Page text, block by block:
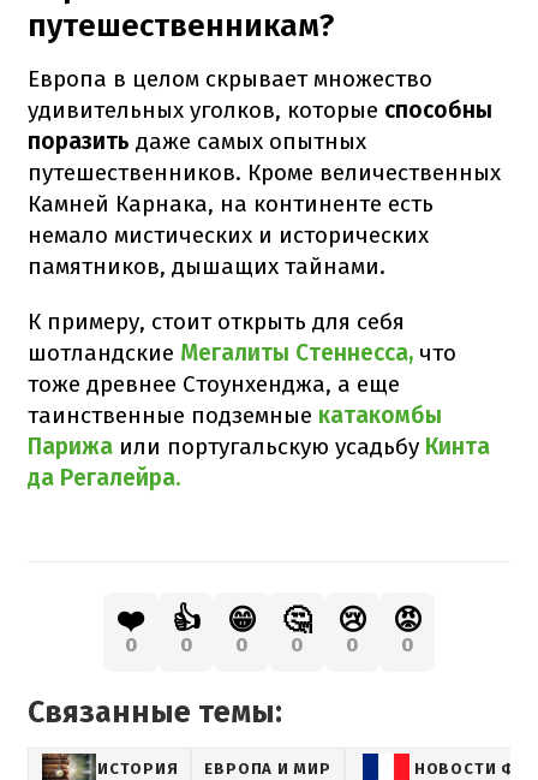
путешественникам?
Европа в целом скрывает множество
удивительных уголков, которые способны
поразить даже самых опытных
путешественников. Кроме величественных
Камней Карнака, на континенте есть
немало мистических и исторических
памятников, дышащих тайнами.
К примеру, стоит открыть для себя
шотландские Мегалиты Стеннесса, что
тоже древнее Стоунхенджа, а еще
таинственные подземные катакомбы
Парижа или португальскую усадьбу Кинта
да Регалейра.
❤️
0
👍
0
😁
0
🤔
0
😢
0
😡
0
Связанные темы:
ИСТОРИЯ ЕВРОПА И МИР НОВОСТИ